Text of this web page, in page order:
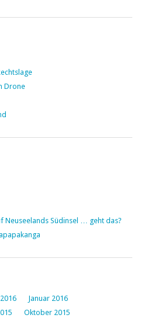
Drone
Neuseelands Südinsel … geht das?
Januar 2016
Oktober 2015